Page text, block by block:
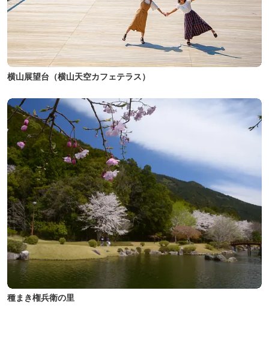
横山展望台（横山天空カフェテラス）
種まき権兵衛の里